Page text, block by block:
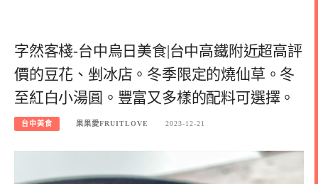
字然客棧-台中烏日美食|台中高鐵附近超高評
價的豆花、剉冰店。冬季限定的燒仙草。冬
至紅白小湯圓。豐富又多樣的配料可選擇。
台中美食 果果愛FRUITLOVE 2023-12-21